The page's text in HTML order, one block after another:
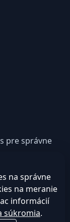
pre správne
na
–Consultee,
na správne
na meranie
informácií
súkromia.